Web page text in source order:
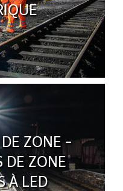
DE ZONE -
DE ZONE
À LED